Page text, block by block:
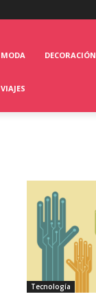
MODA DECORACIÓN
VIAJES
Tecnología